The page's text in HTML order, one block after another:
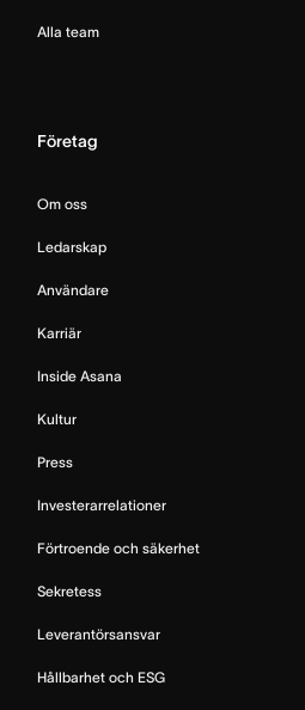
Alla team
Företag
Om oss
Ledarskap
Användare
Karriär
Inside Asana
Kultur
Press
Investerarrelationer
Förtroende och säkerhet
Sekretess
Leverantörsansvar
Hållbarhet och ESG